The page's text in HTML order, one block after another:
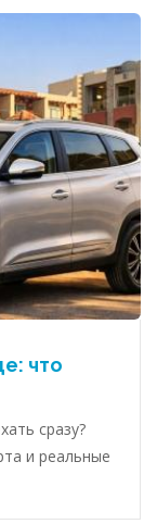
что
сразу?
и реальные